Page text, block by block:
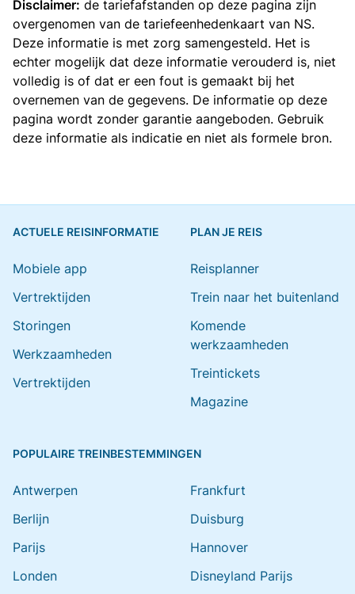
Disclaimer: de tariefafstanden op deze pagina zijn
overgenomen van de tariefeenhedenkaart van NS.
Deze informatie is met zorg samengesteld. Het is
echter mogelijk dat deze informatie verouderd is, niet
volledig is of dat er een fout is gemaakt bij het
overnemen van de gegevens. De informatie op deze
pagina wordt zonder garantie aangeboden. Gebruik
deze informatie als indicatie en niet als formele bron.
ACTUELE REISINFORMATIE
Mobiele app
Vertrektijden
Storingen
Werkzaamheden
Vertrektijden
PLAN JE REIS
Reisplanner
Trein naar het buitenland
Komende
werkzaamheden
Treintickets
Magazine
POPULAIRE TREINBESTEMMINGEN
Antwerpen
Berlijn
Parijs
Londen
Frankfurt
Duisburg
Hannover
Disneyland Parijs